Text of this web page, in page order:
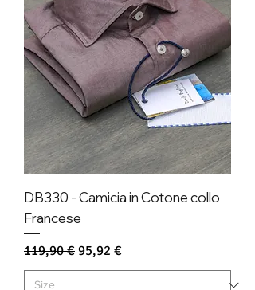
DB330 - Camicia in Cotone collo
Francese
Prezzo regolare
119,90 €Prezzo scontato
95,92 €